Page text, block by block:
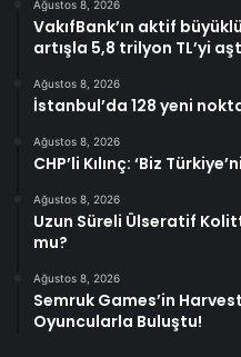
Ağustos 8, 2026
VakıfBank’ın aktif
artışla 5,8 trilyon TL’yi
Ağustos 8, 2026
İstanbul’da 128 yeni
Ağustos 8, 2026
CHP’li Kılınç: ‘Biz
Ağustos 8, 2026
Uzun Süreli Ülseratif
mu?
Ağustos 8, 2026
Semruk Games’in
Oyuncularla Buluştu!